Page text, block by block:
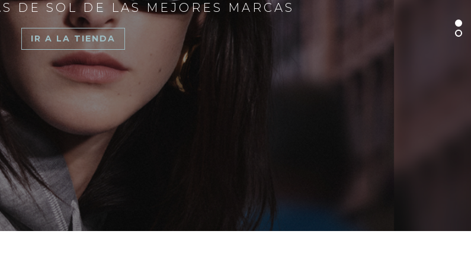
DE SOL DE LAS MEJORES MARCAS
IR A LA TIENDA